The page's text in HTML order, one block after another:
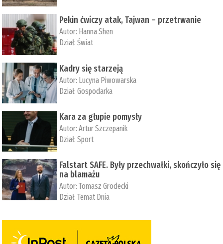
Pekin ćwiczy atak, Tajwan – przetrwanie
Autor: ­Hanna Shen
Dział:Świat
Kadry się starzeją
Autor: Lucyna Piwowarska
Dział:Gospodarka
Kara za głupie pomysły
Autor:Artur Szczepanik
Dział:Sport
Falstart SAFE. Były przechwałki, skończyło się
na blamażu
Autor:Tomasz Grodecki
Dział:Temat Dnia